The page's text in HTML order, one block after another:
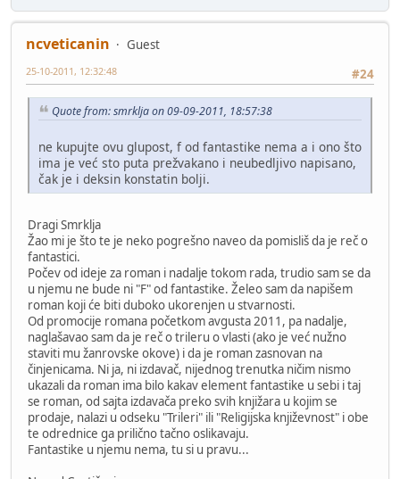
ncveticanin
Guest
#24
25-10-2011, 12:32:48
Quote from: smrklja on 09-09-2011, 18:57:38
ne kupujte ovu glupost, f od fantastike nema a i ono što
ima je već sto puta prežvakano i neubedljivo napisano,
čak je i deksin konstatin bolji.
Dragi Smrklja
Žao mi je što te je neko pogrešno naveo da pomisliš da je reč o
fantastici.
Počev od ideje za roman i nadalje tokom rada, trudio sam se da
u njemu ne bude ni "F" od fantastike. Želeo sam da napišem
roman koji će biti duboko ukorenjen u stvarnosti.
Od promocije romana početkom avgusta 2011, pa nadalje,
naglašavao sam da je reč o trileru o vlasti (ako je već nužno
staviti mu žanrovske okove) i da je roman zasnovan na
činjenicama. Ni ja, ni izdavač, nijednog trenutka ničim nismo
ukazali da roman ima bilo kakav element fantastike u sebi i taj
se roman, od sajta izdavača preko svih knjižara u kojim se
prodaje, nalazi u odseku "Trileri" ili "Religijska književnost" i obe
te odrednice ga prilično tačno oslikavaju.
Fantastike u njemu nema, tu si u pravu...